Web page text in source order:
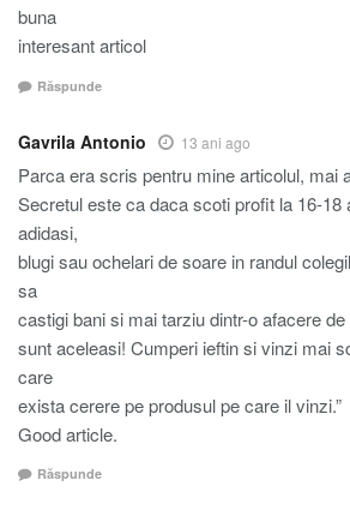
buna
interesant articol
Răspunde
Gavrila Antonio 13 ani ago
Parca era scris pentru mine articolul, mai
Secretul este ca daca scoti profit la 16-18
adidasi,
blugi sau ochelari de soare in randul
sa
castigi bani si mai tarziu dintr-o afacere
sunt aceleasi! Cumperi ieftin si vinzi mai
care
exista cerere pe produsul pe care il vinzi.”
Good article.
Răspunde